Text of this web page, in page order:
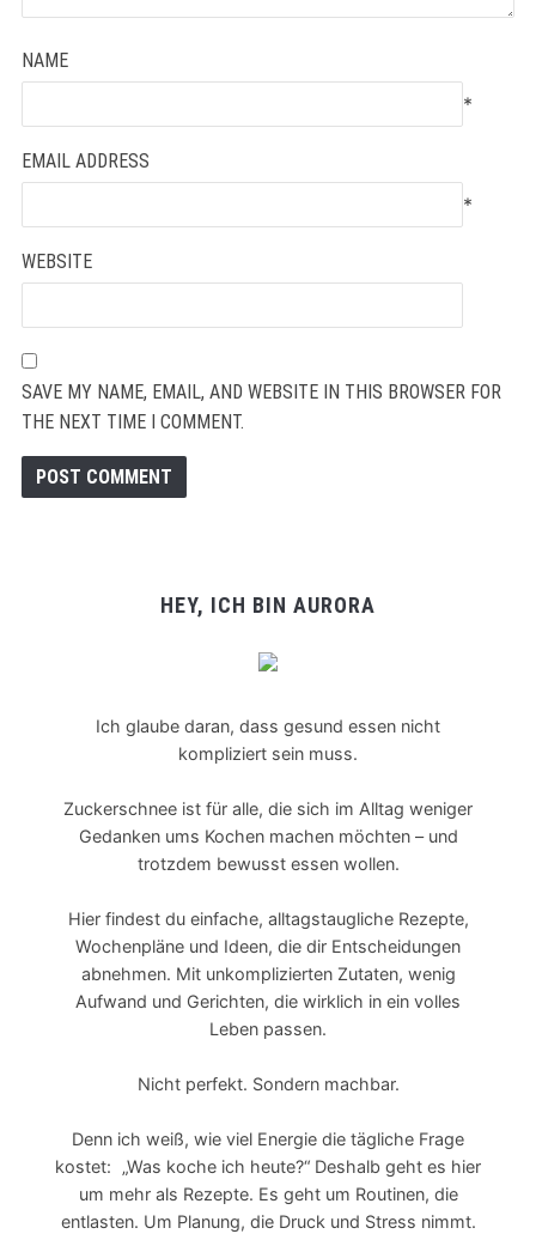
NAME
*
EMAIL ADDRESS
*
WEBSITE
SAVE MY NAME, EMAIL, AND WEBSITE IN THIS BROWSER FOR
THE NEXT TIME I COMMENT.
HEY, ICH BIN AURORA
Ich glaube daran, dass gesund essen nicht
kompliziert sein muss.
Zuckerschnee ist für alle, die sich im Alltag weniger
Gedanken ums Kochen machen möchten – und
trotzdem bewusst essen wollen.
Hier findest du einfache, alltagstaugliche Rezepte,
Wochenpläne und Ideen, die dir Entscheidungen
abnehmen. Mit unkomplizierten Zutaten, wenig
Aufwand und Gerichten, die wirklich in ein volles
Leben passen.
Nicht perfekt. Sondern machbar.
Denn ich weiß, wie viel Energie die tägliche Frage
kostet: „Was koche ich heute?“ Deshalb geht es hier
um mehr als Rezepte. Es geht um Routinen, die
entlasten. Um Planung, die Druck und Stress nimmt.